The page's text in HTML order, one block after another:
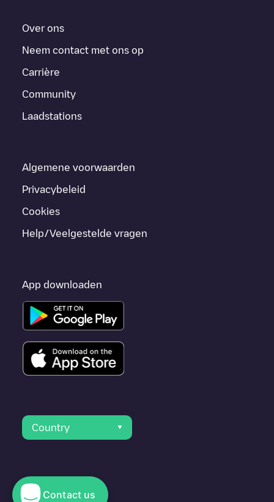
Over ons
Neem contact met ons op
Carrière
Community
Laadstations
Algemene voorwaarden
Privacybeleid
Cookies
Help/Veelgestelde vragen
App downloaden
Country
© 2023 Electromaps
Contact us